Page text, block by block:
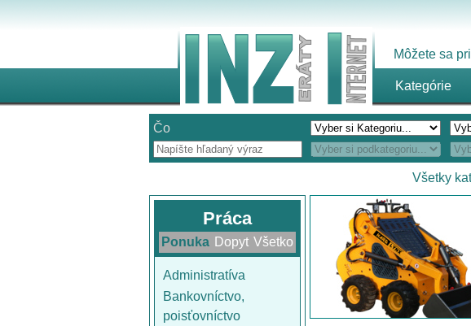
Môžete sa
Kategórie
Čo
Všetky
Práca
Ponuka Dopyt Všetko
Administratíva
Bankovníctvo,
poisťovníctvo